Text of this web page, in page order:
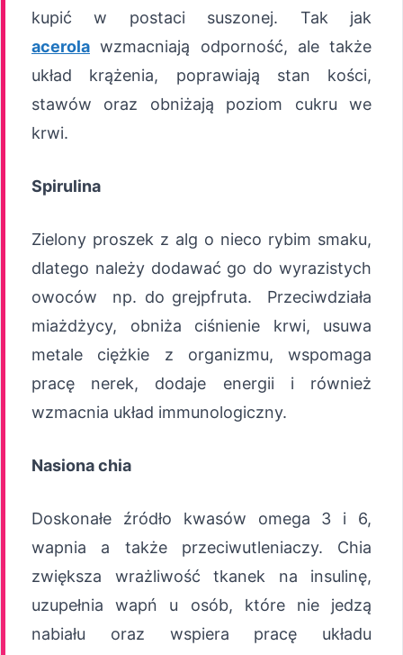
kupić w postaci suszonej. Tak jak
acerola wzmacniają odporność, ale także
układ krążenia, poprawiają stan kości,
stawów oraz obniżają poziom cukru we
krwi.
Spirulina
Zielony proszek z alg o nieco rybim smaku,
dlatego należy dodawać go do wyrazistych
owoców np. do grejpfruta. Przeciwdziała
miażdżycy, obniża ciśnienie krwi, usuwa
metale ciężkie z organizmu, wspomaga
pracę nerek, dodaje energii i również
wzmacnia układ immunologiczny.
Nasiona chia
Doskonałe źródło kwasów omega 3 i 6,
wapnia a także przeciwutleniaczy. Chia
zwiększa wrażliwość tkanek na insulinę,
uzupełnia wapń u osób, które nie jedzą
nabiału oraz wspiera pracę układu